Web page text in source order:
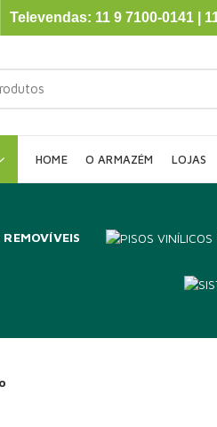
Televendas: 11 9 7100-0141 |
HOME O ARMAZÉM LOJAS
REMOVÍVEIS